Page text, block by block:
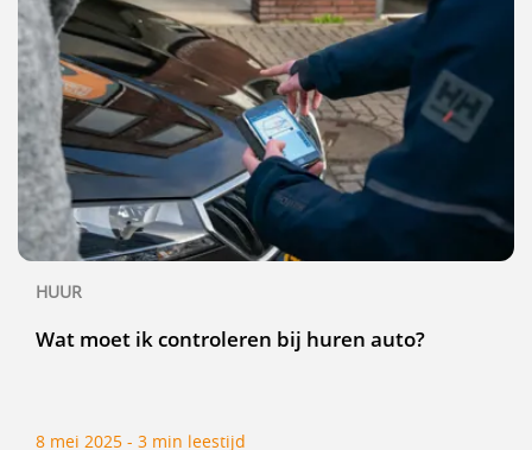
HUUR
Wat moet ik controleren bij huren auto?
8 mei 2025 - 3 min leestijd